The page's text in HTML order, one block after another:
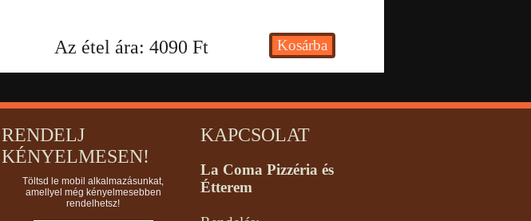
Az étel ára: 4090 Ft
RENDELJ
KÉNYELMESEN!
Töltsd le mobil alkalmazásunkat,
amellyel még kényelmesebben
rendelhetsz!
KAPCSOLAT
La Coma Pizzéria és
Étterem